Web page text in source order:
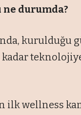
ne durumda?
kurulduğu
ilk wellness